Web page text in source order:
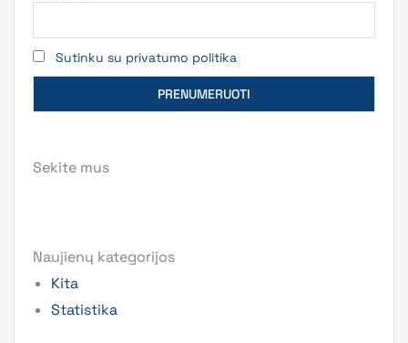
Sutinku su privatumo politika
Sekite mus
Naujienų kategorijos
Kita
Statistika